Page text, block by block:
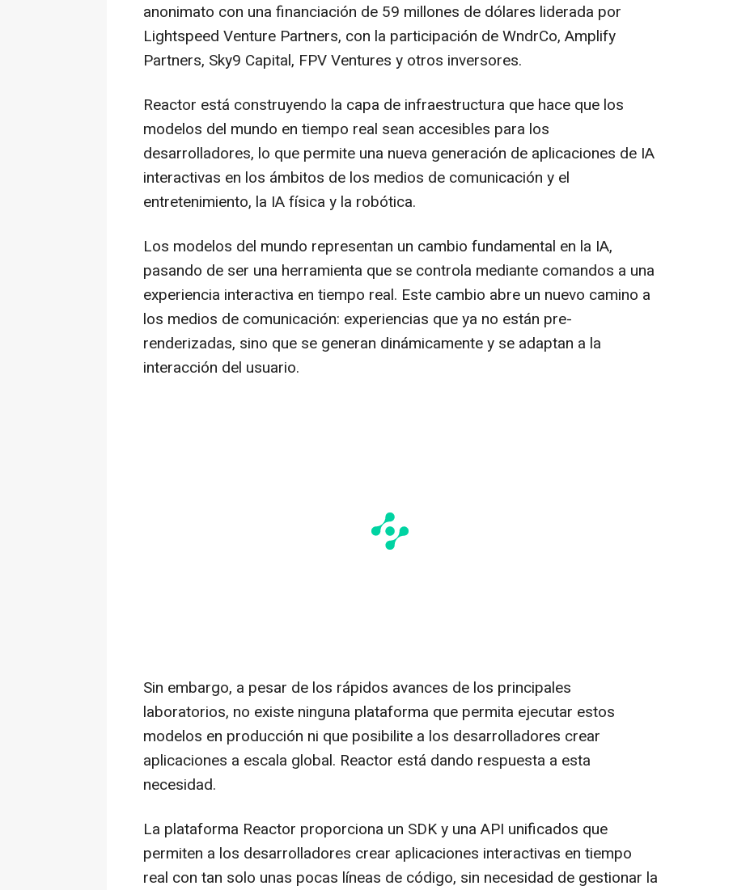
anonimato con una financiación de 59 millones de dólares liderada por
Lightspeed Venture Partners, con la participación de WndrCo, Amplify
Partners, Sky9 Capital, FPV Ventures y otros inversores.
Reactor está construyendo la capa de infraestructura que hace que los
modelos del mundo en tiempo real sean accesibles para los
desarrolladores, lo que permite una nueva generación de aplicaciones de IA
interactivas en los ámbitos de los medios de comunicación y el
entretenimiento, la IA física y la robótica.
Los modelos del mundo representan un cambio fundamental en la IA,
pasando de ser una herramienta que se controla mediante comandos a una
experiencia interactiva en tiempo real. Este cambio abre un nuevo camino a
los medios de comunicación: experiencias que ya no están pre-
renderizadas, sino que se generan dinámicamente y se adaptan a la
interacción del usuario.
Sin embargo, a pesar de los rápidos avances de los principales
laboratorios, no existe ninguna plataforma que permita ejecutar estos
modelos en producción ni que posibilite a los desarrolladores crear
aplicaciones a escala global. Reactor está dando respuesta a esta
necesidad.
La plataforma Reactor proporciona un SDK y una API unificados que
permiten a los desarrolladores crear aplicaciones interactivas en tiempo
real con tan solo unas pocas líneas de código, sin necesidad de gestionar la